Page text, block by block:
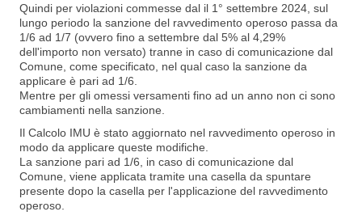
Quindi per violazioni commesse dal il 1° settembre 2024, sul
lungo periodo la sanzione del ravvedimento operoso passa da
1/6 ad 1/7 (ovvero fino a settembre dal 5% al 4,29%
dell'importo non versato) tranne in caso di comunicazione dal
Comune, come specificato, nel qual caso la sanzione da
applicare è pari ad 1/6.
Mentre per gli omessi versamenti fino ad un anno non ci sono
cambiamenti nella sanzione.
Il Calcolo IMU è stato aggiornato nel ravvedimento operoso in
modo da applicare queste modifiche.
La sanzione pari ad 1/6, in caso di comunicazione dal
Comune, viene applicata tramite una casella da spuntare
presente dopo la casella per l'applicazione del ravvedimento
operoso.